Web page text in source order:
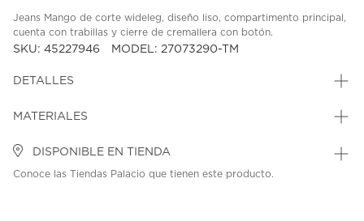
Jeans Mango de corte wideleg, diseño liso, compartimento principal,
cuenta con trabillas y cierre de cremallera con botón.
SKU: 45227946 MODEL: 27073290-TM
DETALLES
MATERIALES
DISPONIBLE EN TIENDA
Conoce las Tiendas Palacio que tienen este producto.